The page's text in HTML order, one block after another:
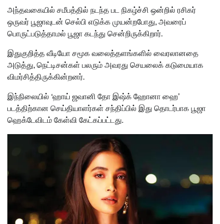
அந்தவகையில் சமீபத்தில் நடந்த பட நிகழ்ச்சி ஒன்றில் ரசிகர்
ஒருவர் பூஜாவுடன் செல்பி எடுக்க முயன்றபோது, அவரைப்
பொருட்படுத்தாமல் பூஜா கடந்து சென்றிருக்கிறார்.
இதுகுறித்த வீடியோ சமூக வலைத்தளங்களில் வைரலானதை
அடுத்து, நெட்டிசன்கள் பலரும் அவரது செயலைக் கடுமையாக
விமர்சித்திருக்கின்றனர்.
இந்நிலையில் ‘ஹாய் ஜவானி தோ இஷ்க் ஹோனா ஹை’
படத்திற்கான செய்தியாளர்கள் சந்திப்பில் இது தொடர்பாக பூஜா
ஹெக்டேவிடம் கேள்வி கேட்கப்பட்டது.